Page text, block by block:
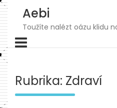
content
Aebi
Toužíte nalézt oázu klidu
Rubrika: Zdraví